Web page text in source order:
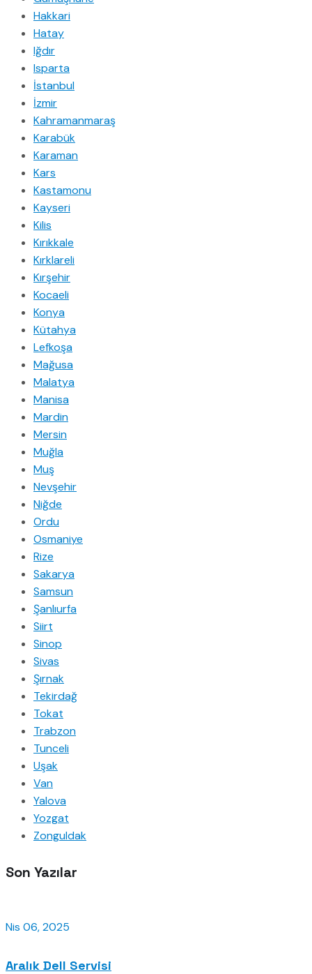
Hakkari
Hatay
Iğdır
Isparta
İstanbul
İzmir
Kahramanmaraş
Karabük
Karaman
Kars
Kastamonu
Kayseri
Kilis
Kırıkkale
Kırklareli
Kırşehir
Kocaeli
Konya
Kütahya
Lefkoşa
Mağusa
Malatya
Manisa
Mardin
Mersin
Muğla
Muş
Nevşehir
Niğde
Ordu
Osmaniye
Rize
Sakarya
Samsun
Şanlıurfa
Siirt
Sinop
Sivas
Şırnak
Tekirdağ
Tokat
Trabzon
Tunceli
Uşak
Van
Yalova
Yozgat
Zonguldak
Son Yazılar
Nis 06, 2025
Aralık Dell Servisi